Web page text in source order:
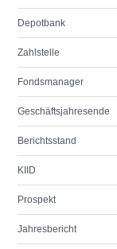
Depotbank
Zahlstelle
Fondsmanager
Geschäftsjahresende
Berichtsstand
KIID
Prospekt
Jahresbericht